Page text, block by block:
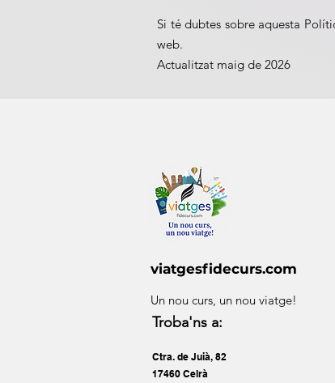
Si té dubtes sobre aquesta
web.
Actualitzat maig de 2026
viatgesfidecurs.com
Un nou curs, un nou viatge!
Troba'ns a:
Ctra. de Juià, 82
17460 Celrà